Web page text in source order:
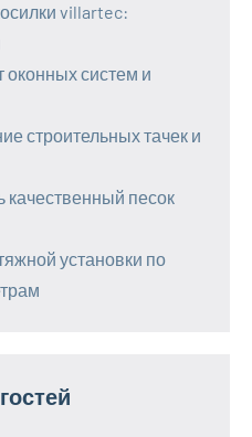
villartec:
систем и
строительных тачек и
качественный песок
установки по